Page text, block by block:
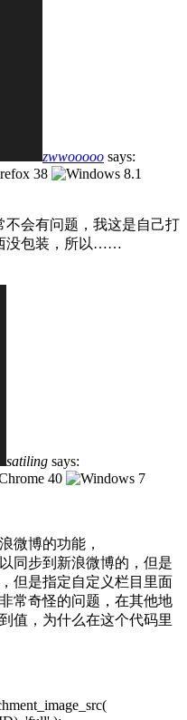
zwwooooo says:
不会有问题，我这是自己打
没包装，所以……
satiling says:
微博的功能，
同步到新浪微博的，但是
但是指定自定义栏目里面
常奇怪的问题，在其他地
值，为什么在这个代码里